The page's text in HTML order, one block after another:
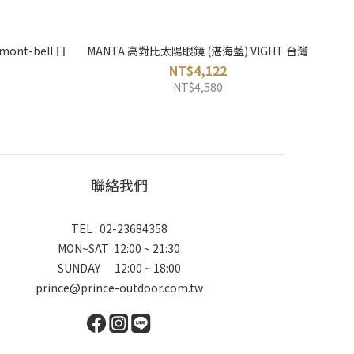
bell 日 MANTA 高對比太陽眼鏡 (湛海藍) VIGHT 台灣
NT$4,122
NT$4,580
聯絡我們
TEL : 02-23684358
MON~SAT 12:00 ~ 21:30
SUNDAY 12:00 ~ 18:00
prince@prince-outdoor.com.tw